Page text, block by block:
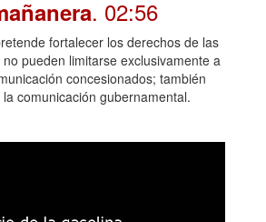
. 02:56
fortalecer los derechos de las
pueden limitarse exclusivamente a
concesionados; también
comunicación gubernamental.